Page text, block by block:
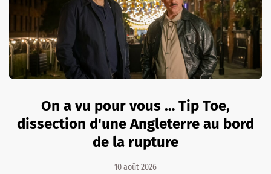
On a vu pour vous … Tip Toe,
dissection d'une Angleterre au bord
de la rupture
10 août 2026